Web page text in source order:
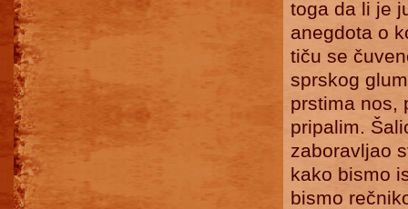
toga da li je
anegdota o
tiču se
sprskog
prstima nos,
pripalim.
zaboravljao
kako bismo
bismo